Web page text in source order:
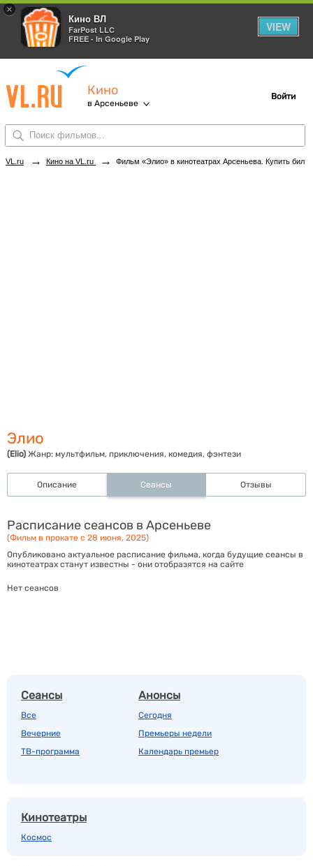
×
Кино ВЛ
FarPost LLC
FREE - In Google Play
VIEW
Кино
в Арсеньеве
Войти
VL.ru → Кино на VL.ru → Фильм «Элио» в кинотеатрах Арсеньева. Купить билеты!
Элио
(Elio) Жанр: мультфильм, приключения, комедия, фэнтези
Описание Сеансы Отзывы
Расписание сеансов в Арсеньеве
(Фильм в прокате с 28 июня, 2025)
Опубликовано актуальное расписание фильма, когда будущие сеансы в
кинотеатрах станут известны - они отобразятся на сайте
Нет сеансов
Сеансы
Все
Вечерние
ТВ-программа
Анонсы
Сегодня
Премьеры недели
Календарь премьер
Кинотеатры
Космос